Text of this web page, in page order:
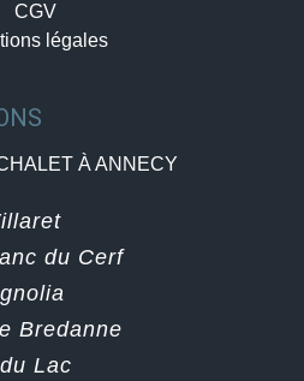
CGV
légales
À ANNECY
du Cerf
Bredanne
Lac